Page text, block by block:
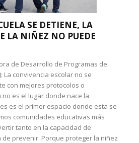
SE DETIENE, LA
LA NIÑEZ NO PUEDE
de Desarrollo de Programas de
La convivencia escolar no se
con mejores protocolos o
no es el lugar donde nace la
es el primer espacio donde esta se
comunidades educativas más
tanto en la capacidad de
prevenir. Porque proteger la niñez